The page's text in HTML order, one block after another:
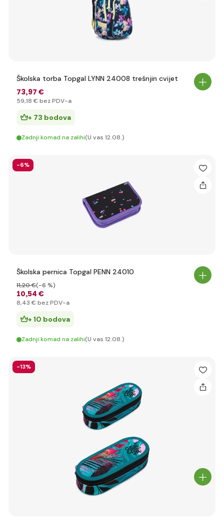
Školska torba Topgal LYNN 24008 trešnjin cvijet
73,97 €
59,18 € bez PDV-a
+ 73 bodova
Zadnji komad na zalihi(U vas 12.08.)
-6%
Školska pernica Topgal PENN 24010
10,54 €
11,20 €(-6 %)
8,43 € bez PDV-a
+ 10 bodova
Zadnji komad na zalihi(U vas 12.08.)
-13%